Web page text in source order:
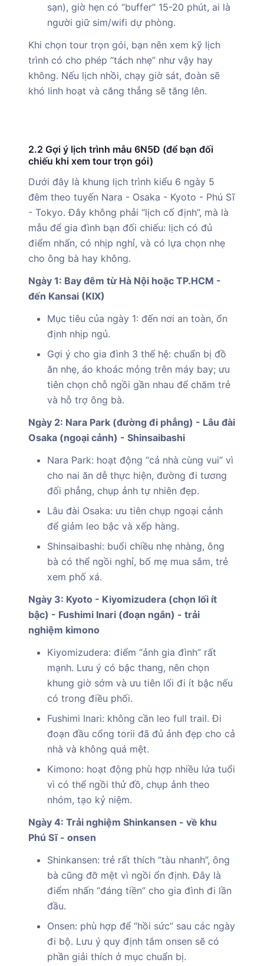
sạn), giờ hẹn có “buffer” 15-20 phút, ai là
người giữ sim/wifi dự phòng.
Khi chọn tour trọn gói, bạn nên xem kỹ lịch
trình có cho phép “tách nhẹ” như vậy hay
không. Nếu lịch nhồi, chạy giờ sát, đoàn sẽ
khó linh hoạt và căng thẳng sẽ tăng lên.
2.2 Gợi ý lịch trình mẫu 6N5Đ (để bạn đối
chiếu khi xem tour trọn gói)
Dưới đây là khung lịch trình kiểu 6 ngày 5
đêm theo tuyến Nara - Osaka - Kyoto - Phú Sĩ
- Tokyo. Đây không phải “lịch cố định”, mà là
mẫu để gia đình bạn đối chiếu: lịch có đủ
điểm nhấn, có nhịp nghỉ, và có lựa chọn nhẹ
cho ông bà hay không.
Ngày 1: Bay đêm từ Hà Nội hoặc TP.HCM -
đến Kansai (KIX)
Mục tiêu của ngày 1: đến nơi an toàn, ổn
định nhịp ngủ.
Gợi ý cho gia đình 3 thế hệ: chuẩn bị đồ
ăn nhẹ, áo khoác mỏng trên máy bay; ưu
tiên chọn chỗ ngồi gần nhau để chăm trẻ
và hỗ trợ ông bà.
Ngày 2: Nara Park (đường đi phẳng) - Lâu đài
Osaka (ngoại cảnh) - Shinsaibashi
Nara Park: hoạt động “cả nhà cùng vui” vì
cho nai ăn dễ thực hiện, đường đi tương
đối phẳng, chụp ảnh tự nhiên đẹp.
Lâu đài Osaka: ưu tiên chụp ngoại cảnh
để giảm leo bậc và xếp hàng.
Shinsaibashi: buổi chiều nhẹ nhàng, ông
bà có thể ngồi nghỉ, bố mẹ mua sắm, trẻ
xem phố xá.
Ngày 3: Kyoto - Kiyomizudera (chọn lối ít
bậc) - Fushimi Inari (đoạn ngắn) - trải
nghiệm kimono
Kiyomizudera: điểm “ảnh gia đình” rất
mạnh. Lưu ý có bậc thang, nên chọn
khung giờ sớm và ưu tiên lối đi ít bậc nếu
có trong điều phối.
Fushimi Inari: không cần leo full trail. Đi
đoạn đầu cổng torii đã đủ ảnh đẹp cho cả
nhà và không quá mệt.
Kimono: hoạt động phù hợp nhiều lứa tuổi
vì có thể ngồi thử đồ, chụp ảnh theo
nhóm, tạo kỷ niệm.
Ngày 4: Trải nghiệm Shinkansen - về khu
Phú Sĩ - onsen
Shinkansen: trẻ rất thích “tàu nhanh”, ông
bà cũng đỡ mệt vì ngồi ổn định. Đây là
điểm nhấn “đáng tiền” cho gia đình đi lần
đầu.
Onsen: phù hợp để “hồi sức” sau các ngày
đi bộ. Lưu ý quy định tắm onsen sẽ có
phần giải thích ở mục chuẩn bị.